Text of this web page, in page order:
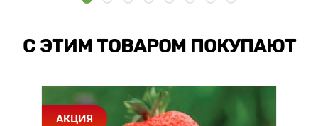
С ЭТИМ ТОВАРОМ ПОКУПАЮТ
АКЦИЯ